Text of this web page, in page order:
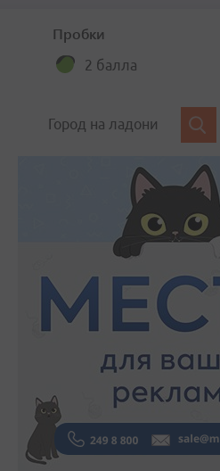
Пробки
2 балла
Город на ладони